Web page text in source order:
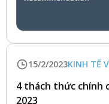
15/2/2023KINH TẾ
4 thách thức chính
2023